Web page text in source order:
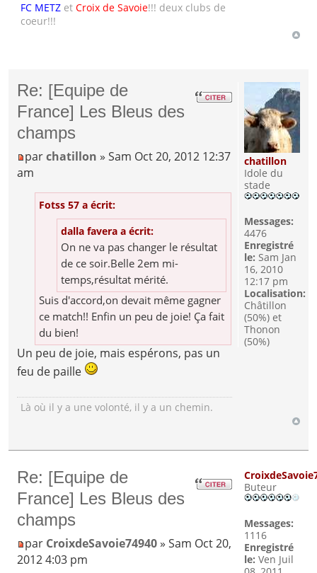
FC METZ etCroix de Savoie!!! deux clubs de
coeur!!!
Re: [Equipe de
France] Les Bleus des
champs
parchatillon » Sam Oct 20, 2012 12:37
am
Fotss 57 a écrit:
dalla favera a écrit:
On ne va pas changer le résultat
de ce soir.Belle 2em mi-
temps,résultat mérité.
Suis d'accord,on devait même gagner
ce match!! Enfin un peu de joie! Ça fait
du bien!
Un peu de joie, mais espérons, pas un
feu de paille
Là où il y a une volonté, il y a un chemin.
chatillon
Idole du
stade
Messages:
4476
Enregistré
le: Sam Jan
16, 2010
12:17 pm
Localisation:
Châtillon
(50%) et
Thonon
(50%)
Re: [Equipe de
France] Les Bleus des
champs
par CroixdeSavoie74940» Sam Oct 20,
2012 4:03 pm
Buteur
Messages:
1116
Enregistré
le: Ven Juil